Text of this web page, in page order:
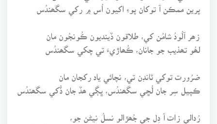
پرين ممڪن آ توکان پوءِ اکيون اُس ۾ رکي سگھندُس
زھر آلُودُ شامُن کي، طلاقون ڏينديون ڪُونجُون مان
لھُو تھذيب جو جانان، ڪُھاڙيءَ تي چکي سگھندُس
ضرُورت توکي ٽانڊن تي، نچائي ياد رکجان مان
ڪپيل سِر جان لُڇي سگھندُس، ڀڳي ھڏ جان ڏُکي سگھندُس
رُدالي زات آ دِل جي جُھڙالو نسلُ نيڻن جو،